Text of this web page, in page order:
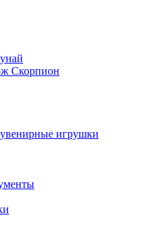
Скорпион
игрушки